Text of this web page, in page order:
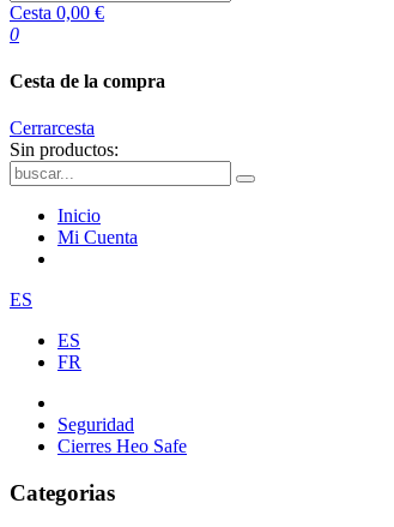
Cesta 0,00 €
0
Cesta de la compra
Cerrarcesta
Sin productos:
Inicio
Mi Cuenta
ES
ES
FR
Seguridad
Cierres Heo Safe
Categorias